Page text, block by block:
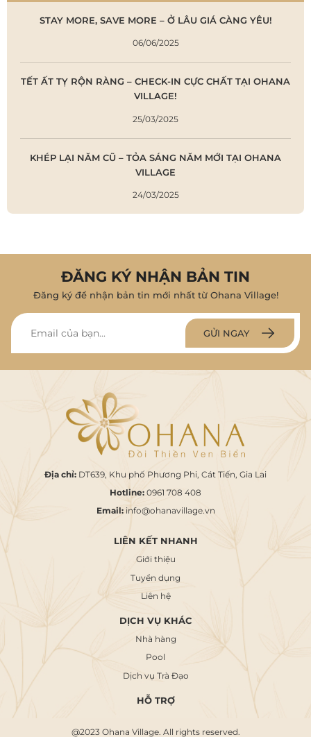
STAY MORE, SAVE MORE – Ở LÂU GIÁ CÀNG YÊU!
06/06/2025
TẾT ẤT TỴ RỘN RÀNG – CHECK-IN CỰC CHẤT TẠI OHANA
VILLAGE!
25/03/2025
KHÉP LẠI NĂM CŨ – TỎA SÁNG NĂM MỚI TẠI OHANA
VILLAGE
24/03/2025
ĐĂNG KÝ NHẬN BẢN TIN
Đăng ký để nhận bản tin mới nhất từ Ohana Village!
GỬI NGAY
Địa chỉ: DT639, Khu phố Phương Phi, Cát Tiến, Gia Lai
Hotline: 0961 708 408
Email: info@ohanavillage.vn
LIÊN KẾT NHANH
Giới thiệu
Tuyển dụng
Liên hệ
DỊCH VỤ KHÁC
Nhà hàng
Pool
Dịch vụ Trà Đạo
HỖ TRỢ
@2023 Ohana Village. All rights reserved.